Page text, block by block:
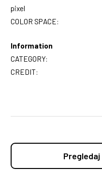
pixel
COLOR SPACE:
Information
CATEGORY:
CREDIT: